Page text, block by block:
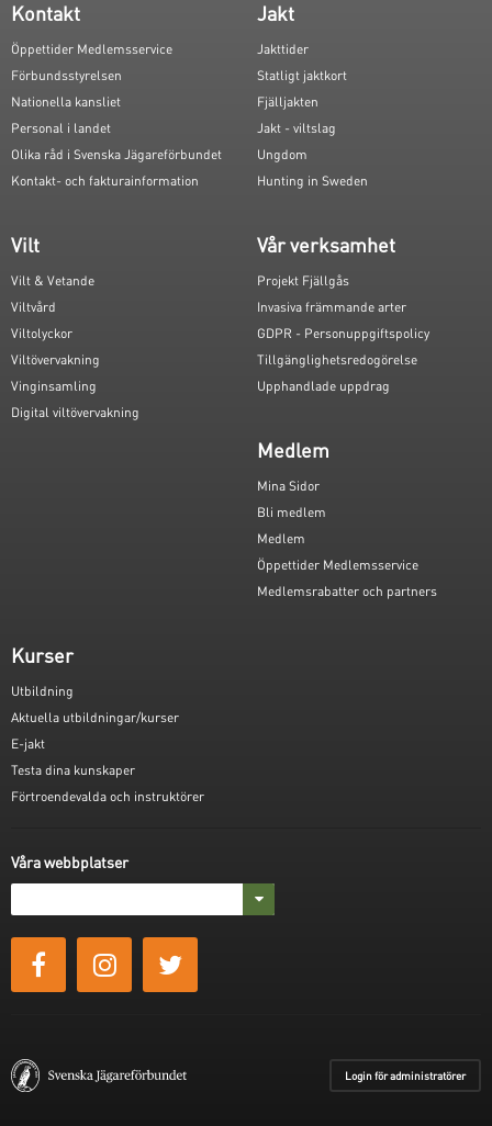
Kontakt
Öppettider Medlemsservice
Förbundsstyrelsen
Nationella kansliet
Personal i landet
Olika råd i Svenska Jägareförbundet
Kontakt- och fakturainformation
Jakt
Jakttider
Statligt jaktkort
Fjälljakten
Jakt - viltslag
Ungdom
Hunting in Sweden
Vilt
Vilt & Vetande
Viltvård
Viltolyckor
Viltövervakning
Vinginsamling
Digital viltövervakning
Vår verksamhet
Projekt Fjällgås
Invasiva främmande arter
GDPR - Personuppgiftspolicy
Tillgänglighetsredogörelse
Upphandlade uppdrag
Medlem
Mina Sidor
Bli medlem
Medlem
Öppettider Medlemsservice
Medlemsrabatter och partners
Kurser
Utbildning
Aktuella utbildningar/kurser
E-jakt
Testa dina kunskaper
Förtroendevalda och instruktörer
Våra webbplatser
Login för administratörer